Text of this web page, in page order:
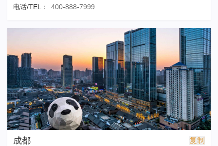
电话/TEL：
400-888-7999
成都 复制